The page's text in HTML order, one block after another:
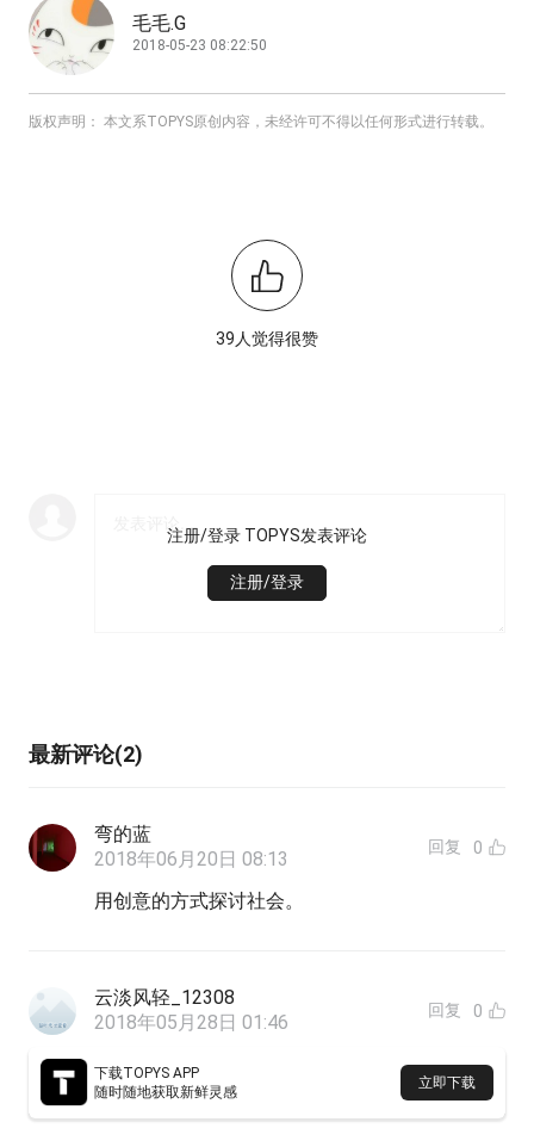
毛毛.G
2018-05-23 08:22:50
版权声明： 本文系TOPYS原创内容，未经许可不得以任何形式进行转载。
39人觉得很赞
注册/登录 TOPYS发表评论
注册/登录
最新评论(2)
弯的蓝
2018年06月20日 08:13
回复 0
用创意的方式探讨社会。
云淡风轻_12308
2018年05月28日 01:46
回复 0
非常启发思考和想象
下载TOPYS APP
随时随地获取新鲜灵感
立即下载